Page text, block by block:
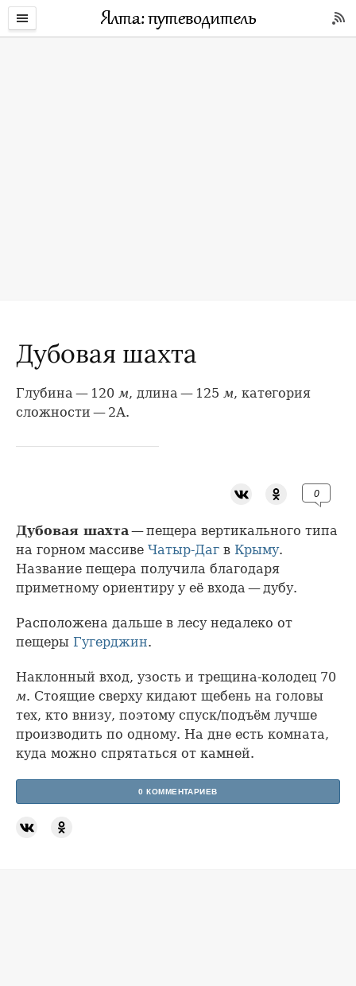
Дубовая шахта
Глубина — 120 м, длина — 125 м, категория
сложности — 2А.
0
Дубовая шахта— пещера вертикального типа
на горном массиве Чатыр-Даг в Крыму.
Название пещера получила благодаря
приметному ориентиру у её входа — дубу.
Расположена дальше в лесу недалеко от
пещеры Гугерджин.
Наклонный вход, узость и трещина-колодец 70
м. Стоящие сверху кидают щебень на головы
тех, кто внизу, поэтому спуск/подъём лучше
производить по одному. На дне есть комната,
куда можно спрятаться от камней.
0 КОММЕНТАРИЕВ